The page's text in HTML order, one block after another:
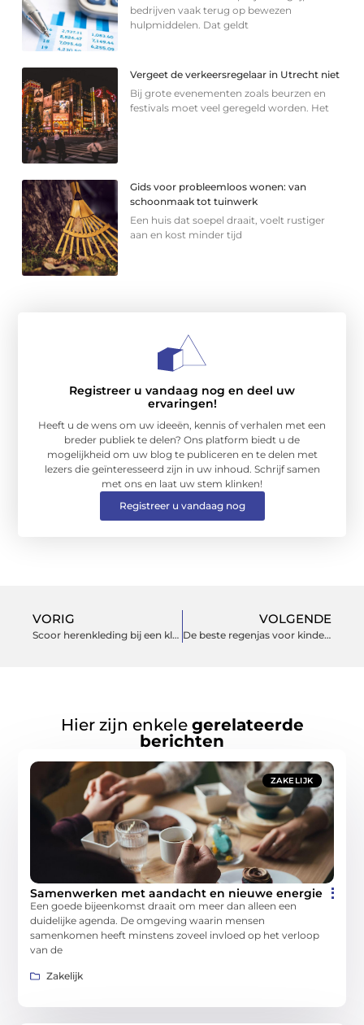
bedrijven vaak terug op bewezen
hulpmiddelen. Dat geldt
Vergeet de verkeersregelaar in Utrecht niet
Bij grote evenementen zoals beurzen en
festivals moet veel geregeld worden. Het
Gids voor probleemloos wonen: van
schoonmaak tot tuinwerk
Een huis dat soepel draait, voelt rustiger
aan en kost minder tijd
Registreer u vandaag nog en deel uw
ervaringen!
Heeft u de wens om uw ideeën, kennis of verhalen met een
breder publiek te delen? Ons platform biedt u de
mogelijkheid om uw blog te publiceren en te delen met
lezers die geïnteresseerd zijn in uw inhoud. Schrijf samen
met ons en laat uw stem klinken!
Registreer u vandaag nog
VORIG
Scoor herenkleding bij een kledingzaak in Den Haag
VOLGENDE
De beste regenjas voor kinderen
Hier zijn enkele gerelateerde
berichten
ZAKELIJK
Samenwerken met aandacht en nieuwe energie
Een goede bijeenkomst draait om meer dan alleen een
duidelijke agenda. De omgeving waarin mensen
samenkomen heeft minstens zoveel invloed op het verloop
van de
Zakelijk